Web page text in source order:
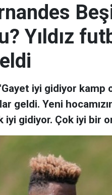
Yıldız
iyi gidiyor kamp
geldi. Yeni
gidiyor. Çok iyi bir